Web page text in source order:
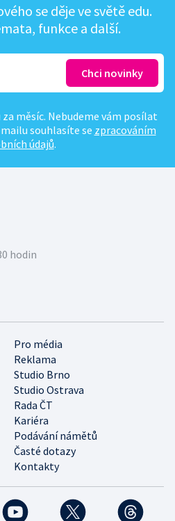
se děje ve světě edu.
funkce a další.
měsíc. Nebudeme vám posílat
souhlasíte se zpracováním
údajů.